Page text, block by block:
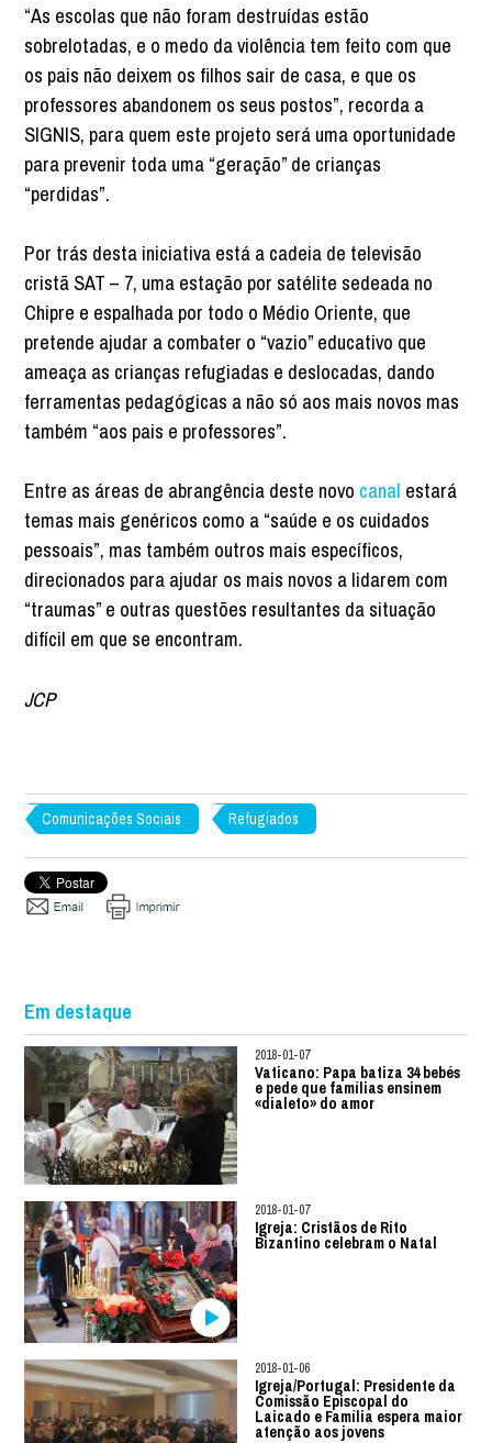
“As escolas que não foram destruídas estão
sobrelotadas, e o medo da violência tem feito com que
os pais não deixem os filhos sair de casa, e que os
professores abandonem os seus postos”, recorda a
SIGNIS, para quem este projeto será uma oportunidade
para prevenir toda uma “geração” de crianças
“perdidas”.
Por trás desta iniciativa está a cadeia de televisão
cristã SAT – 7, uma estação por satélite sedeada no
Chipre e espalhada por todo o Médio Oriente, que
pretende ajudar a combater o “vazio” educativo que
ameaça as crianças refugiadas e deslocadas, dando
ferramentas pedagógicas a não só aos mais novos mas
também “aos pais e professores”.
Entre as áreas de abrangência deste novo canal estará
temas mais genéricos como a “saúde e os cuidados
pessoais”, mas também outros mais específicos,
direcionados para ajudar os mais novos a lidarem com
“traumas” e outras questões resultantes da situação
difícil em que se encontram.
JCP
Comunicações Sociais Refugiados
Em destaque
2018-01-07
Vaticano: Papa batiza 34 bebés
e pede que famílias ensinem
«dialeto» do amor
2018-01-07
Igreja: Cristãos de Rito
Bizantino celebram o Natal
2018-01-06
Igreja/Portugal: Presidente da
Comissão Episcopal do
Laicado e Família espera maior
atenção aos jovens